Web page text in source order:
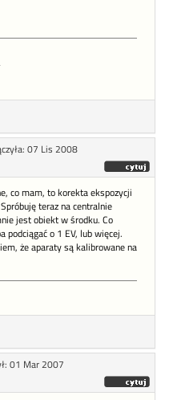
07 Lis 2008
co mam, to korekta ekspozycji
teraz na centralnie
jest obiekt w środku. Co
podciągać o 1 EV, lub więcej.
że aparaty są kalibrowane na
01 Mar 2007